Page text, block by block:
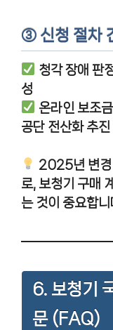
③ 신청 절차
청각 장애 판
성
온라인 보조
공단 전산화 추진
2025년 변경
로, 보청기 구매
는 것이 중요합니
6. 보청기
문 (FAQ)